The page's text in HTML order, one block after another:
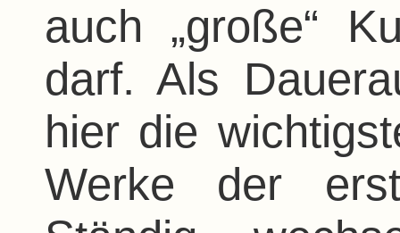
auch „große“
darf. Als
hier die
Werke der